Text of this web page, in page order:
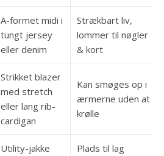
A-formet midi i
tungt jersey
eller denim
Strækbart liv,
lommer til nøgler
& kort
Strikket blazer
med stretch
eller lang rib-
cardigan
Kan smøges op i
ærmerne uden at
krølle
Utility-jakke
Plads til lag